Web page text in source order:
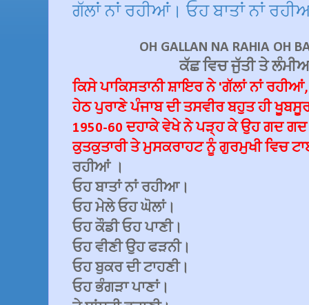
ਗੱਲਾਂ ਨਾਂ ਰਹੀਆਂ। ਓਹ ਬਾਤਾਂ ਨਾਂ
OH GALLAN NA RAHIA OH
ਕੱਛ ਵਿਚ ਜੁੱਤੀ ਤੇ
ਕਿਸੇ ਪਾਕਿਸਤਾਨੀ ਸ਼ਾਇਰ ਨੇ 'ਗੱਲਾਂ ਨਾਂ
ਹੇਠ ਪੁਰਾਣੇ ਪੰਜਾਬ ਦੀ ਤਸਵੀਰ ਬਹੁਤ ਹੀ
1950-60 ਦਹਾਕੇ ਵੇਖੇ ਨੇ ਪੜ੍ਹ ਕੇ ਉਹ ਗਦ
ਕੁਤਕੁਤਾਰੀ ਤੇ ਮੁਸਕਰਾਹਟ ਨੂੰ ਗੁਰਮੁਖੀ ਵਿਚ
ਰਹੀਆਂ ।
ਓਹ ਬਾਤਾਂ ਨਾਂ ਰਹੀਆ।
ਓਹ ਮੇਲੇ ਓਹ ਘੋਲਾਂ।
ਓਹ ਕੌਡੀ ਓਹ ਪਾਣੀ।
ਓਹ ਵੀਣੀ ਉਹ ਫੜਨੀ।
ਓਹ ਬੁਕਰ ਦੀ ਟਾਹਣੀ।
ਓਹ ਭੰਗੜਾ ਪਾਣਾਂ।